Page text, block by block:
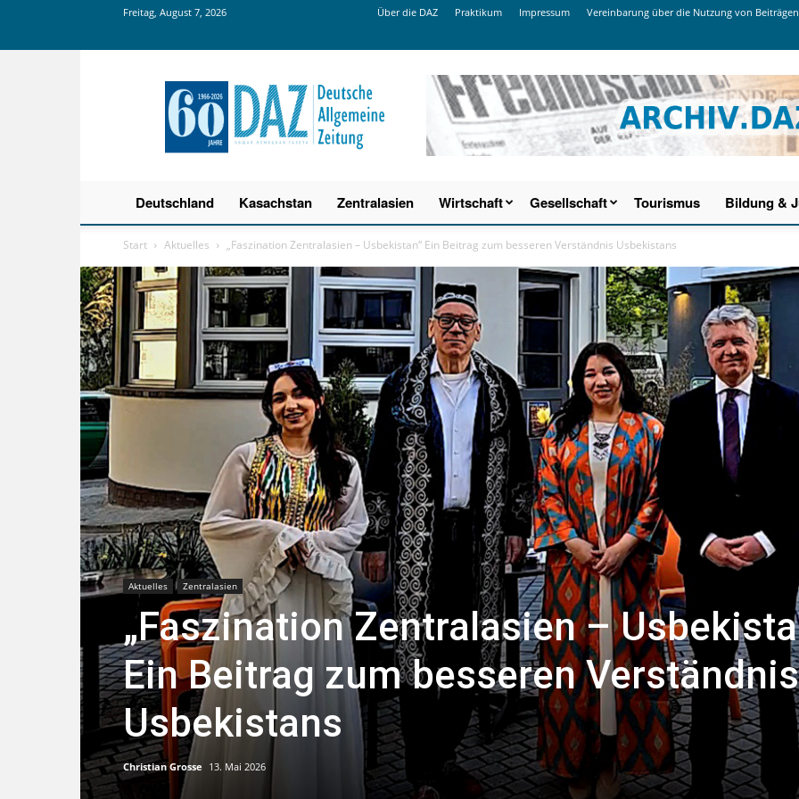
Freitag, August 7, 2026 Über die DAZ Praktikum Impressum Vereinbarung über die Nutzung von Beiträgen
Deutsche
Allgemeine
Zeitung
Deutschland Kasachstan Zentralasien Wirtschaft Gesellschaft Tourismus Bildung &
Start Aktuelles „Faszination Zentralasien – Usbekistan“ Ein Beitrag zum besseren Verständnis Usbekistans
Aktuelles Zentralasien
„Faszination Zentralasien –
Ein Beitrag zum besseren Verständnis
Usbekistans
Christian Grosse 13. Mai 2026